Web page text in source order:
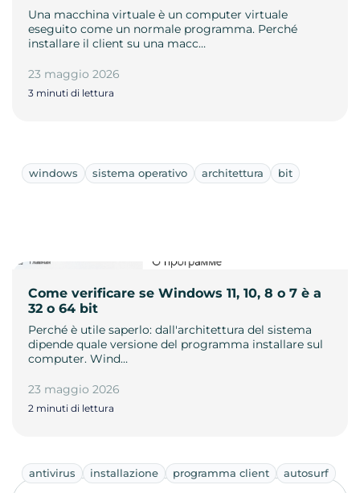
Una macchina virtuale è un computer virtuale
eseguito come un normale programma. Perché
installare il client su una macc…
23 maggio 2026
3 minuti di lettura
windows sistema operativo architettura bit
Come verificare se Windows 11, 10, 8 o 7 è a
32 o 64 bit
Perché è utile saperlo: dall'architettura del sistema
dipende quale versione del programma installare sul
computer. Wind…
23 maggio 2026
2 minuti di lettura
antivirus installazione programma client autosurf